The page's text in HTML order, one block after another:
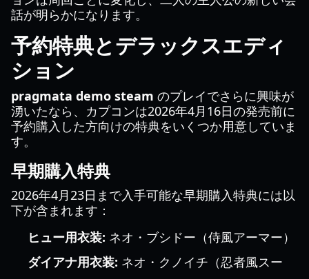
話が明らかになります。
予約特典とデラックスエディ
ション
pragmata demo steam のプレイでさらに興味が
湧いたなら、カプコンは2026年4月16日の発売前に
予約購入した方向けの特典をいくつか用意していま
す。
早期購入特典
2026年4月23日まで入手可能な早期購入特典には以
下が含まれます：
ヒュー用衣装: ネオ・ブシドー（侍風アーマー）
ダイアナ用衣装: ネオ・クノイチ（忍者風スー